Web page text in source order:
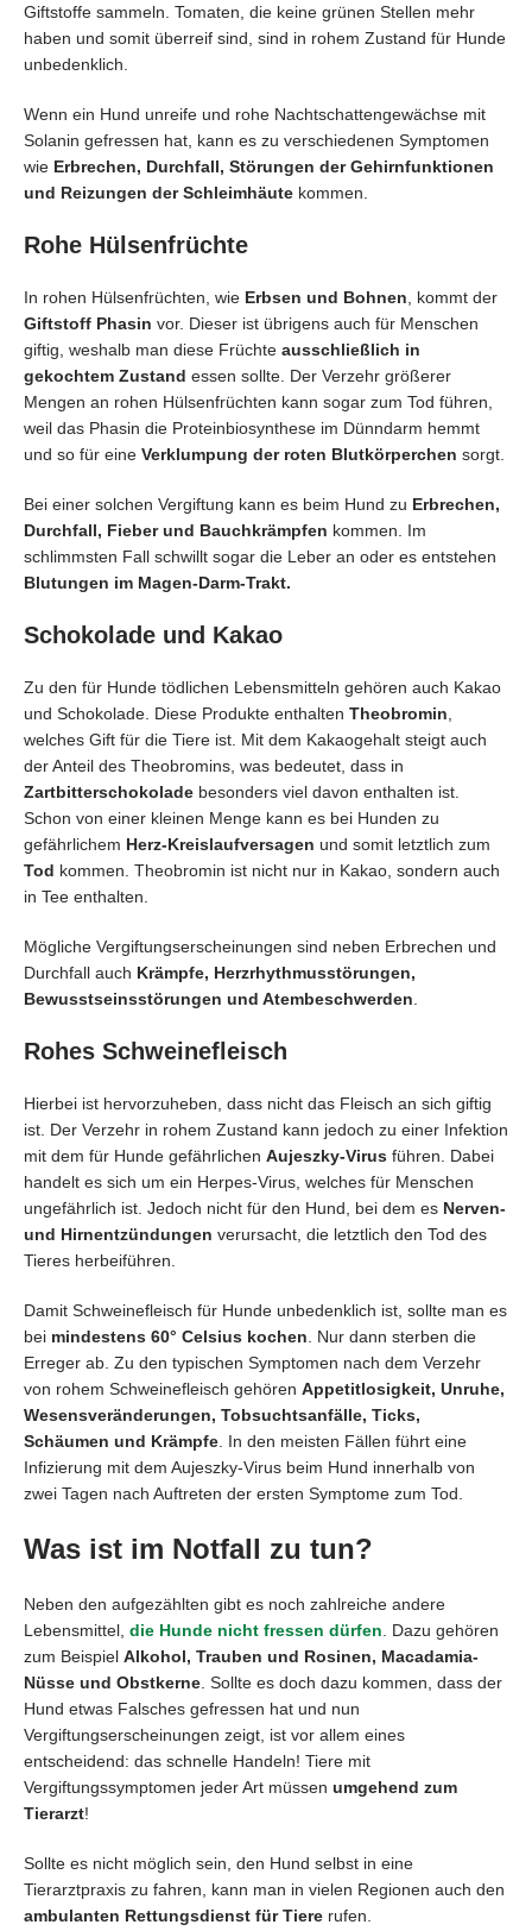
Giftstoffe sammeln. Tomaten, die keine grünen Stellen mehr
haben und somit überreif sind, sind in rohem Zustand für Hunde
unbedenklich.
Wenn ein Hund unreife und rohe Nachtschattengewächse mit
Solanin gefressen hat, kann es zu verschiedenen Symptomen
wie Erbrechen, Durchfall, Störungen der Gehirnfunktionen
und Reizungen der Schleimhäute kommen.
Rohe Hülsenfrüchte
In rohen Hülsenfrüchten, wie Erbsen und Bohnen , kommt der
Giftstoff Phasin vor. Dieser ist übrigens auch für Menschen
giftig, weshalb man diese Früchte ausschließlich in
gekochtem Zustand essen sollte. Der Verzehr größerer
Mengen an rohen Hülsenfrüchten kann sogar zum Tod führen,
weil das Phasin die Proteinbiosynthese im Dünndarm hemmt
und so für eine Verklumpung der roten Blutkörperchen sorgt.
Bei einer solchen Vergiftung kann es beim Hund zu Erbrechen,
Durchfall, Fieber und Bauchkrämpfen kommen. Im
schlimmsten Fall schwillt sogar die Leber an oder es entstehen
Blutungen im Magen-Darm-Trakt.
Schokolade und Kakao
Zu den für Hunde tödlichen Lebensmitteln gehören auch Kakao
und Schokolade. Diese Produkte enthalten Theobromin
welches Gift für die Tiere ist. Mit dem Kakaogehalt steigt auch
der Anteil des Theobromins, was bedeutet, dass in
Zartbitterschokolade besonders viel davon enthalten ist.
Schon von einer kleinen Menge kann es bei Hunden zu
gefährlichem Herz-Kreislaufversagen und somit letztlich zum
Tod kommen. Theobromin ist nicht nur in Kakao, sondern auch
in Tee enthalten.
Mögliche Vergiftungserscheinungen sind neben Erbrechen und
Durchfall auch Krämpfe, Herzrhythmusstörungen,
Bewusstseinsstörungen und Atembeschwerden
Rohes Schweinefleisch
Hierbei ist hervorzuheben, dass nicht das Fleisch an sich giftig
ist. Der Verzehr in rohem Zustand kann jedoch zu einer Infektion
mit dem für Hunde gefährlichen Aujeszky-Virus führen. Dabei
handelt es sich um ein Herpes-Virus, welches für Menschen
ungefährlich ist. Jedoch nicht für den Hund, bei dem es Nerven-
und Hirnentzündungen verursacht, die letztlich den Tod des
Tieres herbeiführen.
Damit Schweinefleisch für Hunde unbedenklich ist, sollte man es
bei mindestens 60° Celsius kochen . Nur dann sterben die
Erreger ab. Zu den typischen Symptomen nach dem Verzehr
von rohem Schweinefleisch gehören Appetitlosigkeit, Unruhe,
Wesensveränderungen, Tobsuchtsanfälle, Ticks,
Schäumen und Krämpfe . In den meisten Fällen führt eine
Infizierung mit dem Aujeszky-Virus beim Hund innerhalb von
zwei Tagen nach Auftreten der ersten Symptome zum Tod.
Was ist im Notfall zu tun?
Neben den aufgezählten gibt es noch zahlreiche andere
Lebensmittel, die Hunde nicht fressen dürfen . Dazu gehören
zum Beispiel Alkohol, Trauben und Rosinen, Macadamia-
Nüsse und Obstkerne . Sollte es doch dazu kommen, dass der
Hund etwas Falsches gefressen hat und nun
Vergiftungserscheinungen zeigt, ist vor allem eines
entscheidend: das schnelle Handeln! Tiere mit
Vergiftungssymptomen jeder Art müssen umgehend zum
Tierarzt!
Sollte es nicht möglich sein, den Hund selbst in eine
Tierarztpraxis zu fahren, kann man in vielen Regionen auch den
ambulanten Rettungsdienst für Tiere rufen.